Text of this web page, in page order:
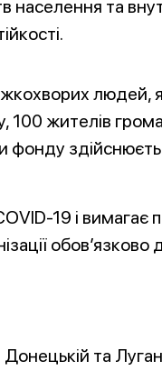
та
жителів
19 і вимагає
та